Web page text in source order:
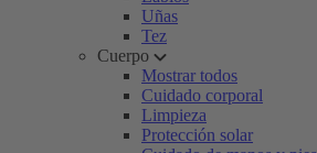
Uñas
Tez
Cuerpo
Mostrar todos
Cuidado corporal
Limpieza
Protección solar